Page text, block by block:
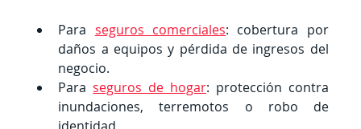
Para seguros comerciales: cobertura por
daños a equipos y pérdida de ingresos del
negocio.
Para seguros de hogar: protección contra
inundaciones, terremotos o robo de
identidad.